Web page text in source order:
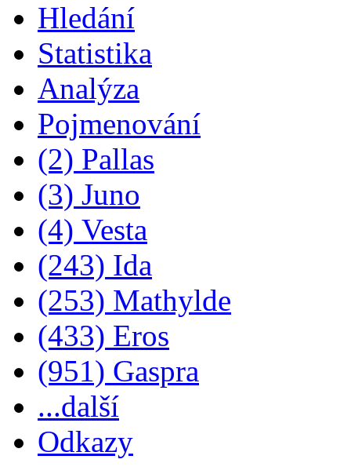
Hledání
Statistika
Analýza
Pojmenování
(2) Pallas
(3) Juno
(4) Vesta
(243) Ida
(253) Mathylde
(433) Eros
(951) Gaspra
...další
Odkazy